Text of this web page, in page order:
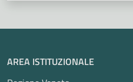
AREA ISTITUZIONALE